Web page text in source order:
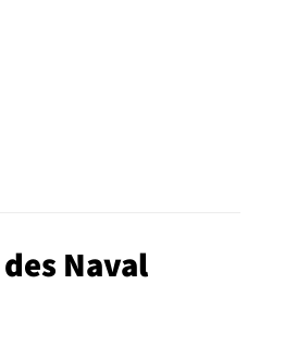
Naval